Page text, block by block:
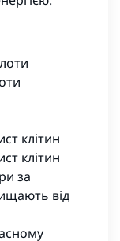
клітин
клітин
за
від